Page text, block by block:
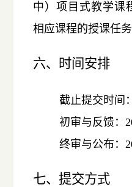
中）项目式教学课
相应课程的授课任务
六、时间安排
截止提交时间
初审与反馈：
终审与公布：
七、提交方式